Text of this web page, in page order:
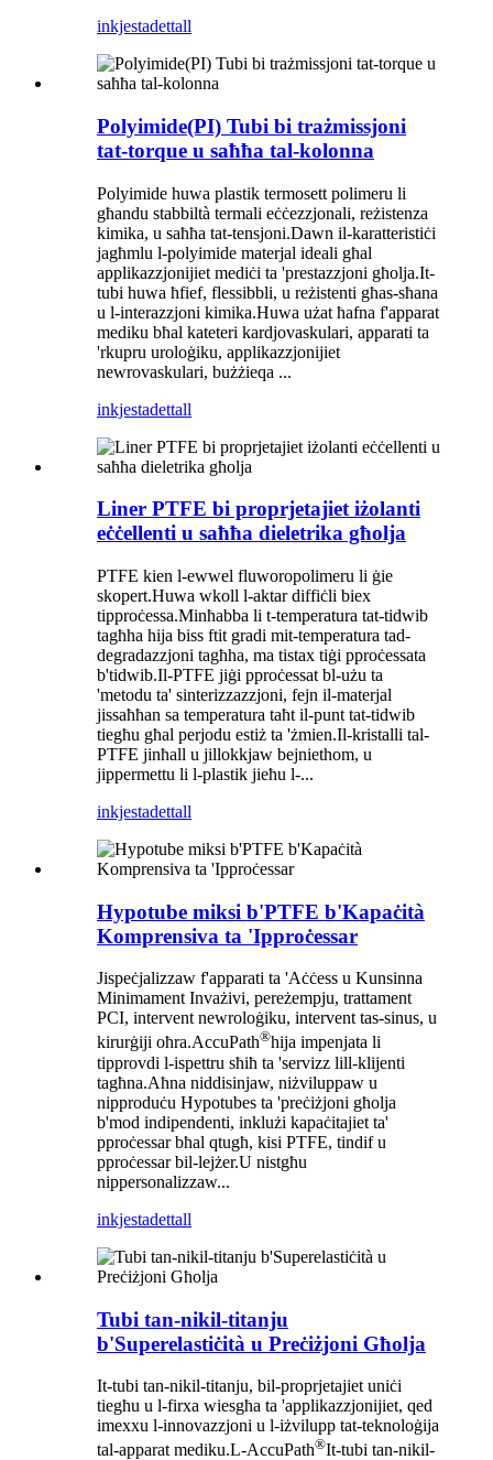
inkjestadettall
Polyimide(PI) Tubi bi trażmissjoni
tat-torque u saħħa tal-kolonna
Polyimide huwa plastik termosett polimeru li
għandu stabbiltà termali eċċezzjonali, reżistenza
kimika, u saħħa tat-tensjoni.Dawn il-karatteristiċi
jagħmlu l-polyimide materjal ideali għal
applikazzjonijiet mediċi ta 'prestazzjoni għolja.It-
tubi huwa ħfief, flessibbli, u reżistenti għas-sħana
u l-interazzjoni kimika.Huwa użat ħafna f'apparat
mediku bħal kateteri kardjovaskulari, apparati ta
'rkupru uroloġiku, applikazzjonijiet
newrovaskulari, bużżieqa ...
inkjestadettall
Liner PTFE bi proprjetajiet iżolanti
eċċellenti u saħħa dieletrika għolja
PTFE kien l-ewwel fluworopolimeru li ġie
skopert.Huwa wkoll l-aktar diffiċli biex
tipproċessa.Minħabba li t-temperatura tat-tidwib
tagħha hija biss ftit gradi mit-temperatura tad-
degradazzjoni tagħha, ma tistax tiġi pproċessata
b'tidwib.Il-PTFE jiġi pproċessat bl-użu ta
'metodu ta' sinterizzazzjoni, fejn il-materjal
jissaħħan sa temperatura taħt il-punt tat-tidwib
tiegħu għal perjodu estiż ta 'żmien.Il-kristalli tal-
PTFE jinħall u jillokkjaw bejniethom, u
jippermettu li l-plastik jieħu l-...
inkjestadettall
Hypotube miksi b'PTFE b'Kapaċità
Komprensiva ta 'Ipproċessar
Jispeċjalizzaw f'apparati ta 'Aċċess u Kunsinna
Minimament Invażivi, pereżempju, trattament
PCI, intervent newroloġiku, intervent tas-sinus, u
kirurġiji oħra.AccuPath®hija impenjata li
tipprovdi l-ispettru sħiħ ta 'servizz lill-klijenti
tagħna.Aħna niddisinjaw, niżviluppaw u
nipproduċu Hypotubes ta 'preċiżjoni għolja
b'mod indipendenti, inklużi kapaċitajiet ta'
pproċessar bħal qtugħ, kisi PTFE, tindif u
pproċessar bil-lejżer.U nistgħu
nippersonalizzaw...
inkjestadettall
Tubi tan-nikil-titanju
b'Superelastiċità u Preċiżjoni Għolja
It-tubi tan-nikil-titanju, bil-proprjetajiet uniċi
tiegħu u l-firxa wiesgħa ta 'applikazzjonijiet, qed
imexxu l-innovazzjoni u l-iżvilupp tat-teknoloġija
tal-apparat mediku.L-AccuPath®It-tubi tan-nikil-